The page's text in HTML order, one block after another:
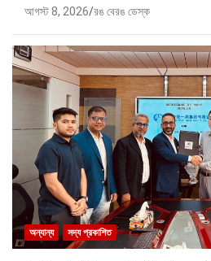
আগস্ট 8, 2026 রঙ বেরঙ ডেস্ক
অন্যান্য সদ্য প্রকাশিত